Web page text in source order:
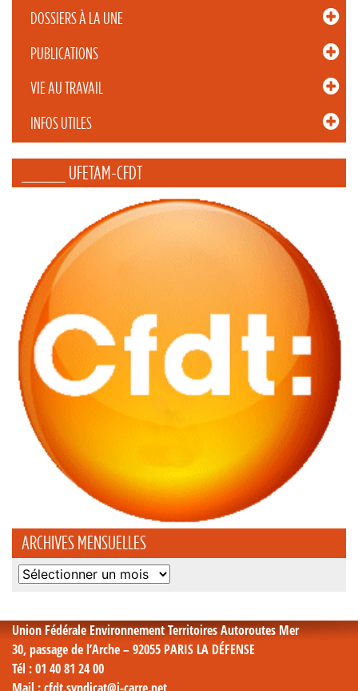
DOSSIERS À LA UNE
PUBLICATIONS
VIE AU TRAVAIL
INFOS UTILES
_____ UFETAM-CFDT
ARCHIVES MENSUELLES
Archives
Union Fédérale Environnement Territoires Autoroutes Mer
30, passage de l’Arche – 92055 PARIS LA DÉFENSE
Tél : 01 40 81 24 00